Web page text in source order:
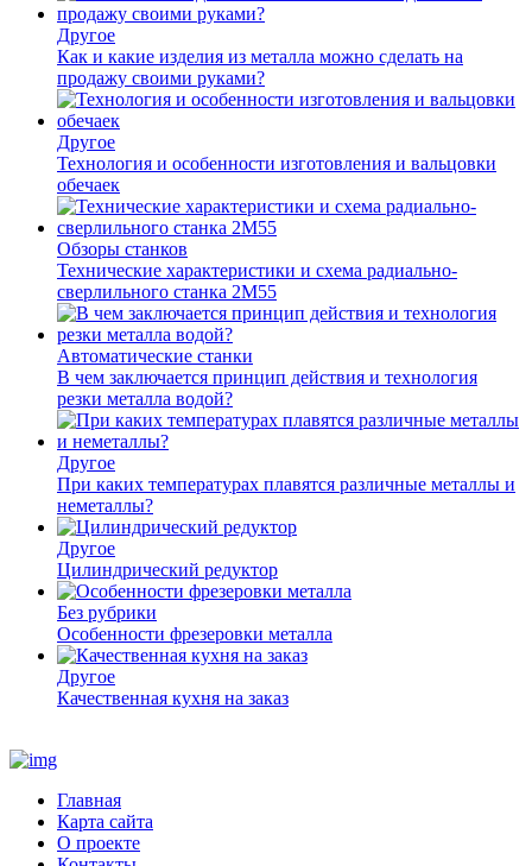
Другое
Как и какие изделия из металла можно сделать на
продажу своими руками?
Другое
Технология и особенности изготовления и вальцовки
обечаек
Обзоры станков
Технические характеристики и схема радиально-
сверлильного станка 2М55
Автоматические станки
В чем заключается принцип действия и технология
резки металла водой?
Другое
При каких температурах плавятся различные металлы и
неметаллы?
Другое
Цилиндрический редуктор
Без рубрики
Особенности фрезеровки металла
Другое
Качественная кухня на заказ
Главная
Карта сайта
О проекте